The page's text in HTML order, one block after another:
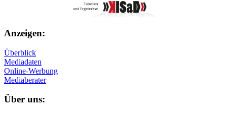
Anzeigen:
Überblick
Mediadaten
Online-Werbung
Mediaberater
Über uns: